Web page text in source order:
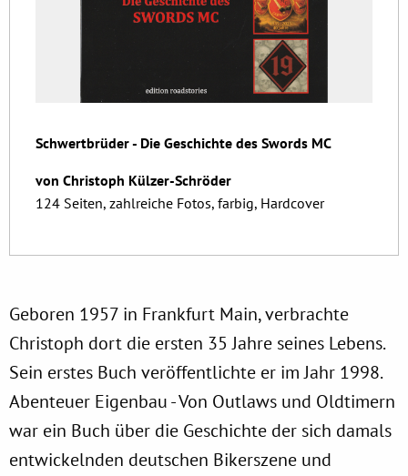
Schwertbrüder - Die Geschichte des Swords MC
von Christoph Külzer-Schröder
124 Seiten, zahlreiche Fotos, farbig, Hardcover
Geboren 1957 in Frankfurt Main, verbrachte
Christoph dort die ersten 35 Jahre seines Lebens.
Sein erstes Buch veröffentlichte er im Jahr 1998.
Abenteuer Eigenbau - Von Outlaws und Oldtimern
war ein Buch über die Geschichte der sich damals
entwickelnden deutschen Bikerszene und